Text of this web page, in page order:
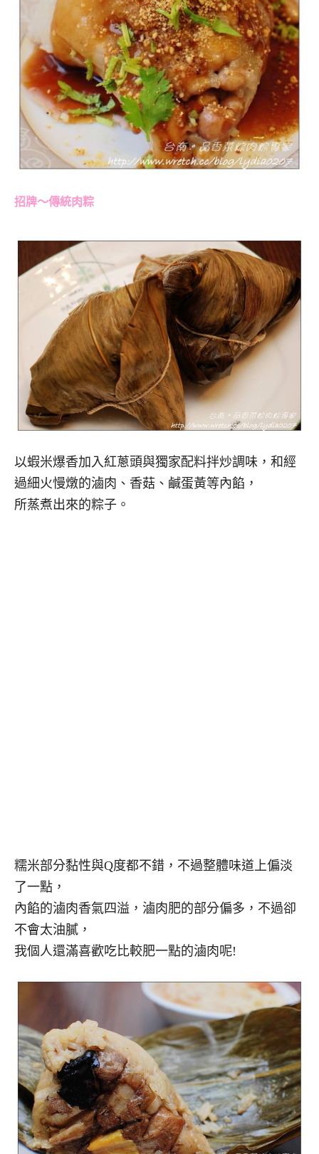
招牌～傳統肉粽
以蝦米爆香加入紅蔥頭與獨家配料拌炒調味，和經
過細火慢燉的滷肉、香菇、鹹蛋黃等內餡，
所蒸煮出來的粽子。
糯米部分黏性與Q度都不錯，不過整體味道上偏淡
了一點，
內餡的滷肉香氣四溢，滷肉肥的部分偏多，不過卻
不會太油膩，
我個人還滿喜歡吃比較肥一點的滷肉呢!